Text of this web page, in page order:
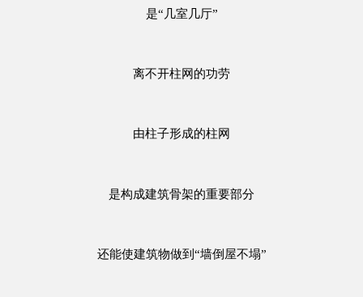
是“几室几厅”
离不开柱网的功劳
由柱子形成的柱网
是构成建筑骨架的重要部分
还能使建筑物做到“墙倒屋不塌”